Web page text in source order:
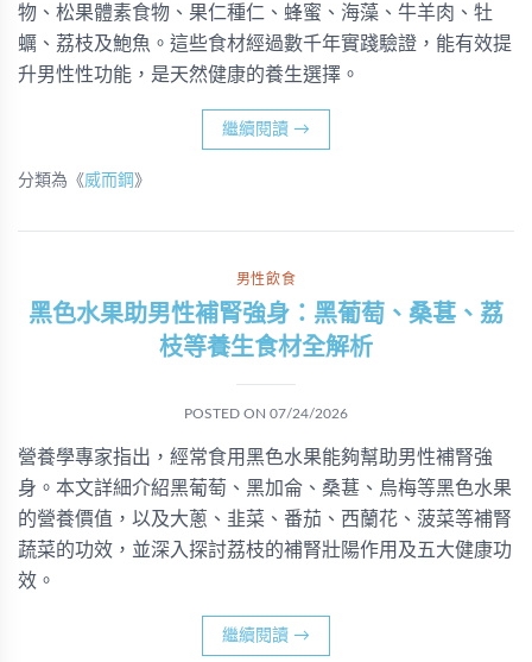
物、松果體素食物、果仁種仁、蜂蜜、海藻、牛羊肉、牡
蠣、荔枝及鮑魚。這些食材經過數千年實踐驗證，能有效提
升男性性功能，是天然健康的養生選擇。
繼續閱讀 →
分類為《威而鋼 》
男性飲食
黑色水果助男性補腎強身：黑葡萄、桑葚、荔
枝等養生食材全解析
POSTED ON 07/24/2026
營養學專家指出，經常食用黑色水果能夠幫助男性補腎強
身。本文詳細介紹黑葡萄、黑加侖、桑葚、烏梅等黑色水果
的營養價值，以及大蔥、韭菜、番茄、西蘭花、菠菜等補腎
蔬菜的功效，並深入探討荔枝的補腎壯陽作用及五大健康功
效。
繼續閱讀 →